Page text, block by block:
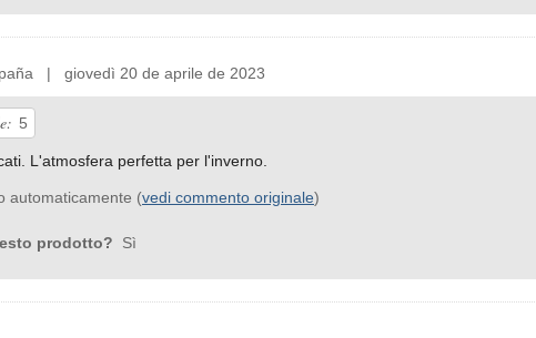
| giovedì 20 de aprile de 2023
5
L'atmosfera perfetta per l'inverno.
automaticamente (vedi commento originale)
prodotto? Sì